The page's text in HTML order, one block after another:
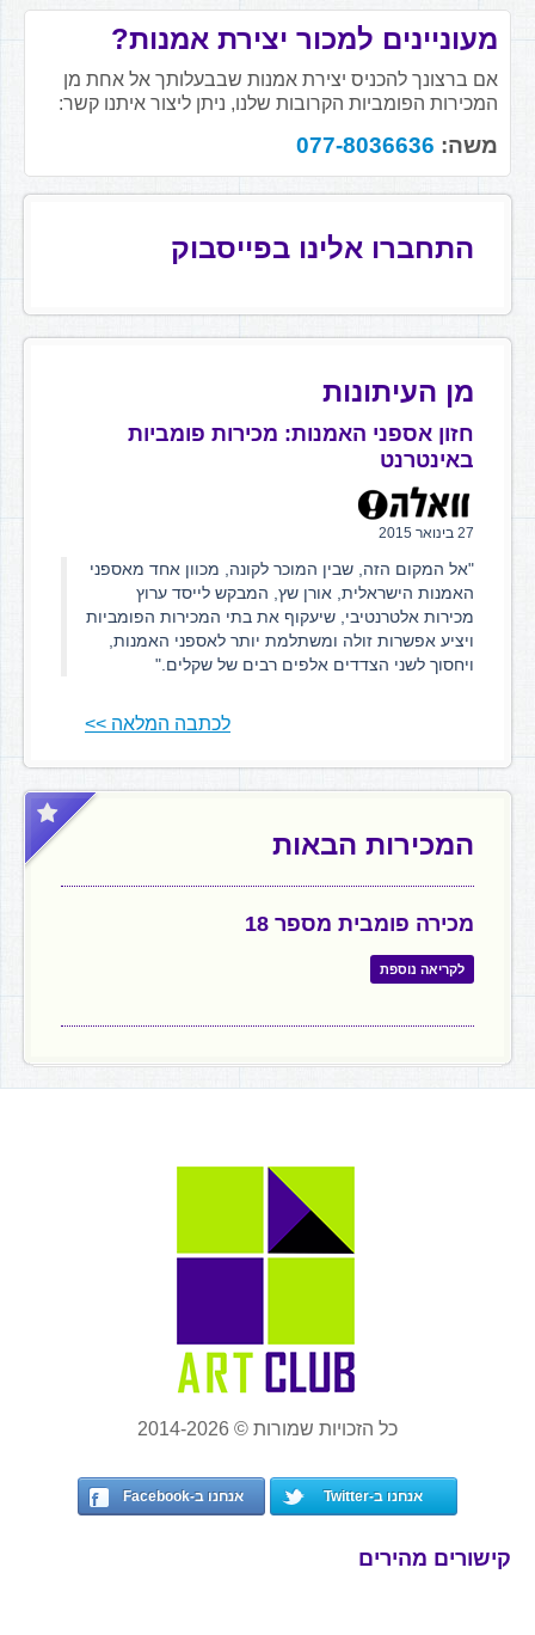
מעוניינים למכור יצירת אמנות?
אם ברצונך להכניס יצירת אמנות שבבעלותך אל אחת מן
המכירות הפומביות הקרובות שלנו, ניתן ליצור איתנו קשר:
משה: 077-8036636
התחברו אלינו בפייסבוק
מן העיתונות
חזון אספני האמנות: מכירות פומביות
באינטרנט
27 בינואר 2015
"אל המקום הזה, שבין המוכר לקונה, מכוון אחד מאספני
האמנות הישראלית, אורן שץ, המבקש לייסד ערוץ
מכירות אלטרנטיבי, שיעקוף את בתי המכירות הפומביות
ויציע אפשרות זולה ומשתלמת יותר לאספני האמנות,
ויחסוך לשני הצדדים אלפים רבים של שקלים."
לכתבה המלאה >>
המכירות הבאות
מכירה פומבית מספר 18
לקריאה נוספת
כל הזכויות שמורות © 2014-2026
אנחנו ב-Twitter אנחנו ב-Facebook
קישורים מהירים